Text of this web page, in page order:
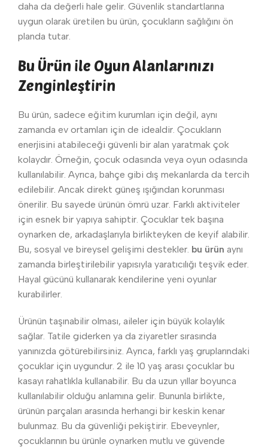
daha da değerli hale gelir. Güvenlik standartlarına
uygun olarak üretilen bu ürün, çocukların sağlığını ön
planda tutar.
Bu Ürün ile Oyun Alanlarınızı
Zenginleştirin
Bu ürün, sadece eğitim kurumları için değil, aynı
zamanda ev ortamları için de idealdir. Çocukların
enerjisini atabileceği güvenli bir alan yaratmak çok
kolaydır. Örneğin, çocuk odasında veya oyun odasında
kullanılabilir. Ayrıca, bahçe gibi dış mekanlarda da tercih
edilebilir. Ancak direkt güneş ışığından korunması
önerilir. Bu sayede ürünün ömrü uzar. Farklı aktiviteler
için esnek bir yapıya sahiptir. Çocuklar tek başına
oynarken de, arkadaşlarıyla birlikteyken de keyif alabilir.
Bu, sosyal ve bireysel gelişimi destekler. bu ürün aynı
zamanda birleştirilebilir yapısıyla yaratıcılığı teşvik eder.
Hayal gücünü kullanarak kendilerine yeni oyunlar
kurabilirler.
Ürünün taşınabilir olması, aileler için büyük kolaylık
sağlar. Tatile giderken ya da ziyaretler sırasında
yanınızda götürebilirsiniz. Ayrıca, farklı yaş gruplarındaki
çocuklar için uygundur. 2 ile 10 yaş arası çocuklar bu
kasayı rahatlıkla kullanabilir. Bu da uzun yıllar boyunca
kullanılabilir olduğu anlamına gelir. Bununla birlikte,
ürünün parçaları arasında herhangi bir keskin kenar
bulunmaz. Bu da güvenliği pekiştirir. Ebeveynler,
çocuklarının bu ürünle oynarken mutlu ve güvende